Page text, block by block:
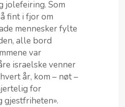
jolefeiring. Som
fint i fjor om
mennesker fylte
alle bord
var
israelske venner
år, kom – nøt –
for
gjestfriheten».